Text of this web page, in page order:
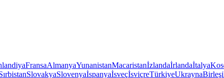
FransaAlmanyaYunanistanMacaristanİzlandaİrlandaİtalya
SlovakyaSlovenyaİspanyaİsveçİsviçreTürkiyeUkrayna